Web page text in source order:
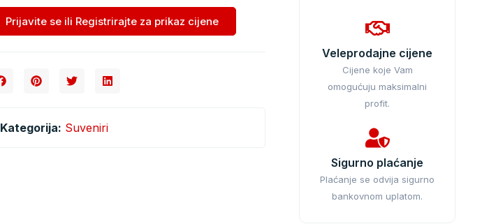
Prijavite se ili Registrirajte za prikaz cijene
Kategorija: Suveniri
Veleprodajne cijene
Cijene koje Vam
omogućuju maksimalni
profit.
Sigurno plaćanje
Plaćanje se odvija sigurno
bankovnom uplatom.